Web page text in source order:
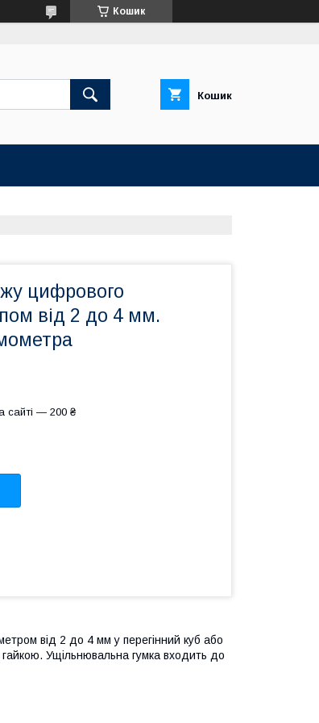
Кошик
Кошик
цифрового
від 2 до 4 мм.
сайті — 200 ₴
від 2 до 4 мм у перегінний куб або
гайкою. Ущільнювальна гумка входить до